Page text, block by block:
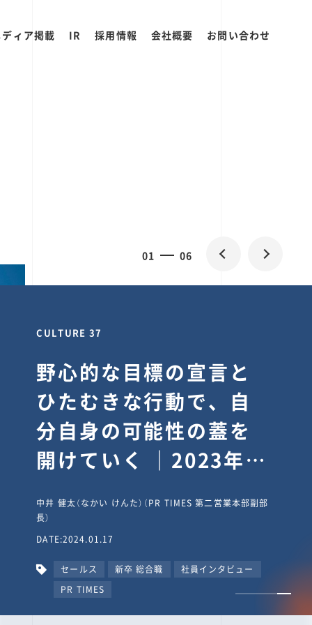
ィア掲載 IR 採用情報 会社概要 お問い合わせ
01 06
CULTURE 37
野心的な目標の宣言と
ひたむきな行動で、自
分自身の可能性の蓋を
開けていく ｜2023年度
タビュー #PR
TIMESな人たち
中井 健太（なかい けんた）（PR TIMES 第二営業本部副部
長）
DATE:2024.01.17
セールス 新卒 総合職
社員インタビュー
PR TIMES